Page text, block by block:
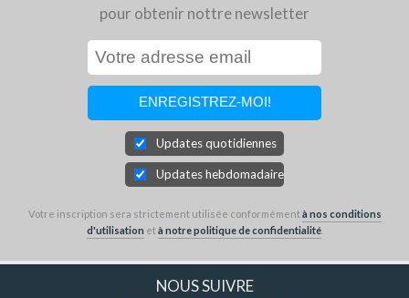
pour obtenir nottre newsletter
Updates quotidiennes
Updates hebdomadaires
Votre inscription sera strictement utilisée conformémentà nos conditions
d'utilisation età notre politique de confidentialité.
NOUS SUIVRE